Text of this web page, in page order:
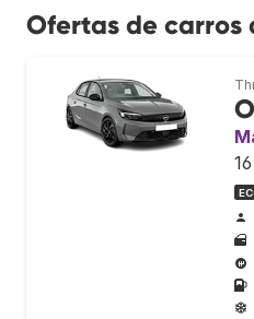
Ofertas de carros